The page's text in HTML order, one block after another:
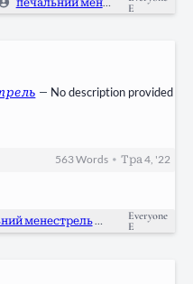
E
— No description provided
563Words •Тра 4, '22
менестрель 0Everyone
E